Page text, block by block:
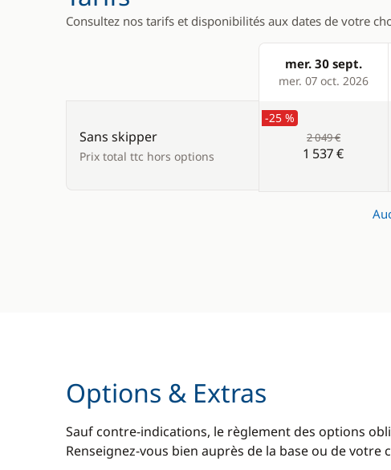
Consultez nos tarifs et disponibilités aux dates de votre
Products
mer. 30 sept.
mer. 07 oct. 2026
Sans skipper
Prix total ttc hors options
-25 %
2 049 €
1 537 €
Options & Extras
Sauf contre-indications, le règlement des options
Renseignez-vous bien auprès de la base ou de votre